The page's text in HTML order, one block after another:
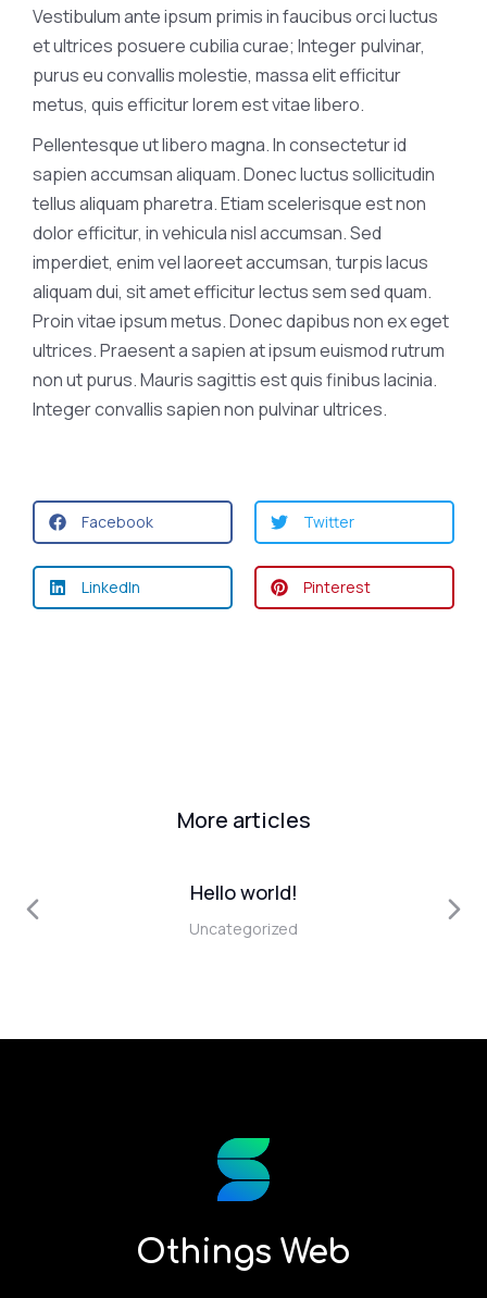
Vestibulum ante ipsum primis in faucibus orci luctus
et ultrices posuere cubilia curae; Integer pulvinar,
purus eu convallis molestie, massa elit efficitur
metus, quis efficitur lorem est vitae libero.
Pellentesque ut libero magna. In consectetur id
sapien accumsan aliquam. Donec luctus sollicitudin
tellus aliquam pharetra. Etiam scelerisque est non
dolor efficitur, in vehicula nisl accumsan. Sed
imperdiet, enim vel laoreet accumsan, turpis lacus
aliquam dui, sit amet efficitur lectus sem sed quam.
Proin vitae ipsum metus. Donec dapibus non ex eget
ultrices. Praesent a sapien at ipsum euismod rutrum
non ut purus. Mauris sagittis est quis finibus lacinia.
Integer convallis sapien non pulvinar ultrices.
Facebook Twitter
LinkedIn Pinterest
More articles
Hello world!
Uncategorized
Othings Web